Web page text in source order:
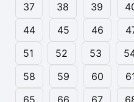
37
38 39
44
45 46
51
52 53
58
59 60